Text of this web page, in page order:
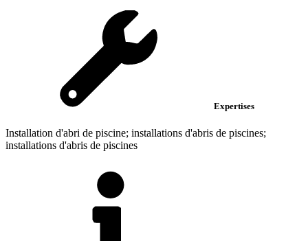
Expertises
Installation d'abri de piscine; installations d'abris de piscines;
installations d'abris de piscines